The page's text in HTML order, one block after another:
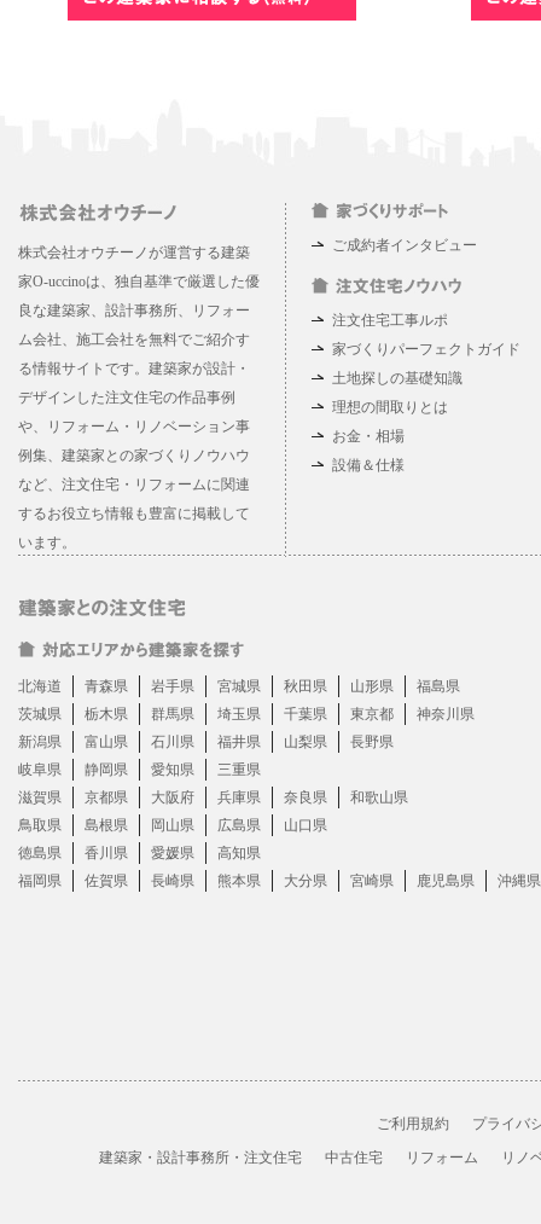
株式会社オウチーノが運営する建築
家O-uccinoは、独自基準で厳選した優
良な建築家、設計事務所、リフォー
ム会社、施工会社を無料でご紹介す
る情報サイトです。建築家が設計・
デザインした注文住宅の作品事例
や、リフォーム・リノベーション事
例集、建築家との家づくりノウハウ
など、注文住宅・リフォームに関連
するお役立ち情報も豊富に掲載して
います。
ご成約者インタビュー
注文住宅工事ルポ
家づくりパーフェクトガイド
土地探しの基礎知識
理想の間取りとは
お金・相場
設備＆仕様
北海道 青森県 岩手県 宮城県 秋田県 山形県
福島県
茨城県
栃木県 群馬県 埼玉県 千葉県 東京都
神奈川県
新潟県
富山県 石川県 福井県 山梨県
長野県
岐阜県
静岡県 愛知県
三重県
滋賀県
京都県 大阪府 兵庫県 奈良県
和歌山県
鳥取県
島根県 岡山県 広島県
山口県
徳島県
香川県 愛媛県
高知県
福岡県
佐賀県 長崎県 熊本県 大分県 宮崎県 鹿児島県 沖縄県
ご利用規約
プライバ
建築家・設計事務所・注文住宅
中古住宅 リフォーム リノ